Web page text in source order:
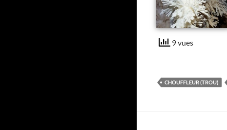
9 vues
CHOUFFLEUR (TROU)